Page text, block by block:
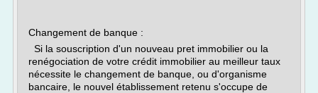
Changement de banque :
Si la souscription d'un nouveau pret immobilier ou la
renégociation de votre crédit immobilier au meilleur taux
nécessite le changement de banque, ou d'organisme
bancaire, le nouvel établissement retenu s'occupe de